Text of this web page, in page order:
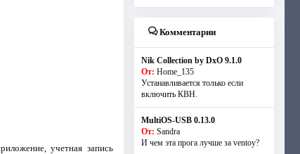
учетная запись
Комментарии
Nik Collection by DxO 9.1.0
От: Home_135
Устанавливается только если
включить КВН.
MultiOS-USB 0.13.0
От: Sandra
И чем эта прога лучше за ventoy?